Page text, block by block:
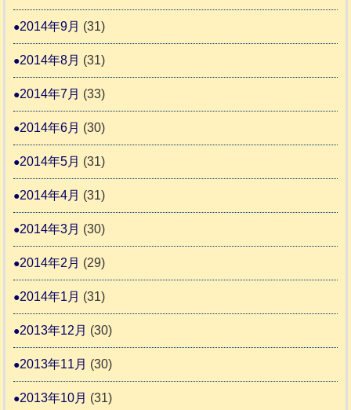
2014年9月 (31)
2014年8月 (31)
2014年7月 (33)
2014年6月 (30)
2014年5月 (31)
2014年4月 (31)
2014年3月 (30)
2014年2月 (29)
2014年1月 (31)
2013年12月 (30)
2013年11月 (30)
2013年10月 (31)